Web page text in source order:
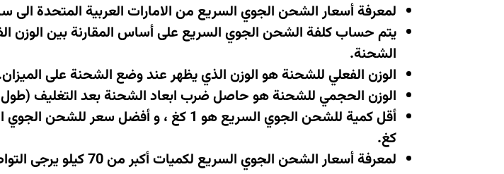
لمعرفة أسعار الشحن الجوي السريع من الامارات العربية المتحدة
يتم حساب كلفة الشحن الجوي السريع على أساس المقارنة بين الوزن
الشحنة.
الوزن الفعلي للشحنة هو الوزن الذي يظهر عند وضع الشحنة على الميزان
الوزن الحجمي للشحنة هو حاصل ضرب ابعاد الشحنة بعد التغليف (طول *
كغ.
لمعرفة أسعار الشحن الجوي السريع لكميات أكبر من 70 كيلو يرجى التواصل